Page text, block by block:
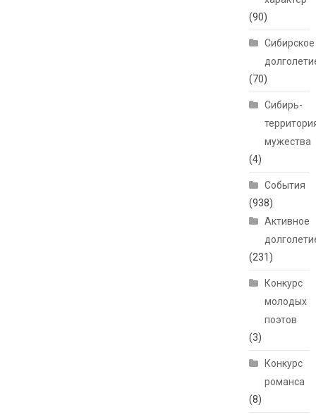
(90)
Сибирское
(70)
Сибирь-
мужества
(4)
События
(938)
Активное
(231)
Конкурс
молодых
поэтов
(3)
Конкурс
романса
(8)